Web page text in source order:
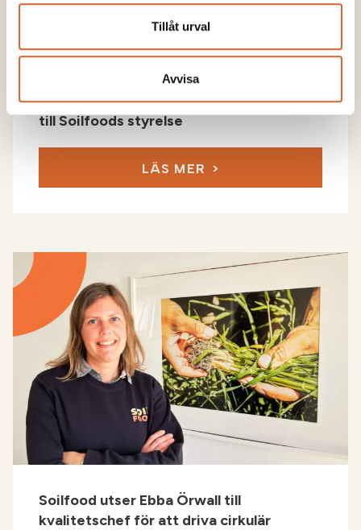
Tillåt urval
Avvisa
Juha Oksanen utsedd
till Soilfoods styrelse
LÄS MER
Soilfood utser Ebba Örwall till
kvalitetschef för att driva cirkulär